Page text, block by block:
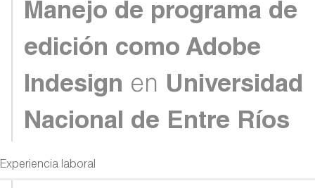
Manejo de programa de
edición como Adobe
Indesign en Universidad
Nacional de Entre Ríos
Experiencia laboral